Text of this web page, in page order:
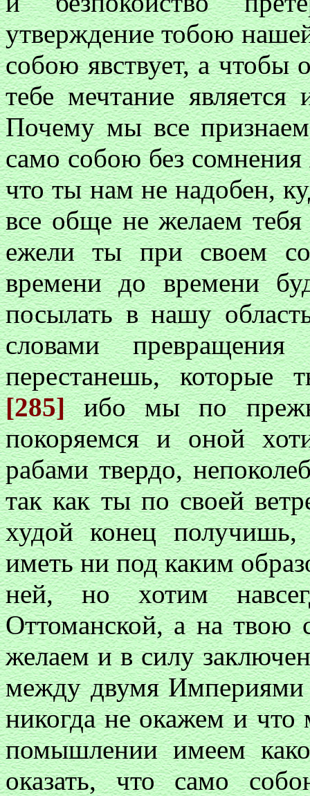
утверждение тобою
собою явствует, а чтобы
тебе мечтание
Почему мы все признаем
само собою без сомнения
что ты нам не надобен,
все обще не желаем
ежели ты при своем
времени до времени
посылать в нашу
словами
перестанешь, которые
[285]ибо мы по
покоряемся и оной
рабами твердо,
так как ты по своей
худой конец
иметь ни под каким
ней, но хотим
Оттоманской, а на твою
желаем и в силу
между двумя Империями
никогда не окажем и
помышлении имеем
оказать, что само